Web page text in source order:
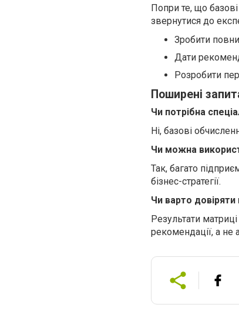
Попри те, що
звернутися до
Зробити
Дати
Розробити
Поширені
Чи потрібна
Ні, базові
Чи можна
Так, багато
бізнес-стратегії.
Чи варто довіряти
Результати
рекомендації, а не